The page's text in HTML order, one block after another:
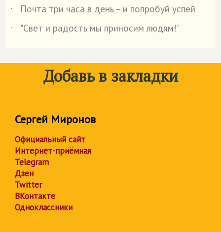
˙
Почта три часа в день – и попробуй успей
˙
"Свет и радость мы приносим людям!"
Добавь в закладки
Сергей Миронов
Официальный сайт
Интернет-приёмная
Telegram
Дзен
Twitter
ВКонтакте
Одноклассники